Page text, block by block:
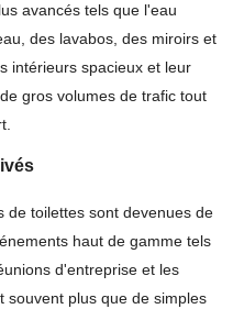
avancés tels que l'eau
des lavabos, des miroirs et
intérieurs spacieux et leur
gros volumes de trafic tout
de toilettes sont devenues de
haut de gamme tels
d'entreprise et les
souvent plus que de simples